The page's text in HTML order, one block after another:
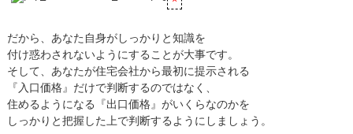
だから、あなた自身がしっかりと知識を
付け惑わされないようにすることが大事です。
そして、あなたが住宅会社から最初に提示される
『入口価格』だけで判断するのではなく、
住めるようになる『出口価格』がいくらなのかを
しっかりと把握した上で判断するようにしましょう。